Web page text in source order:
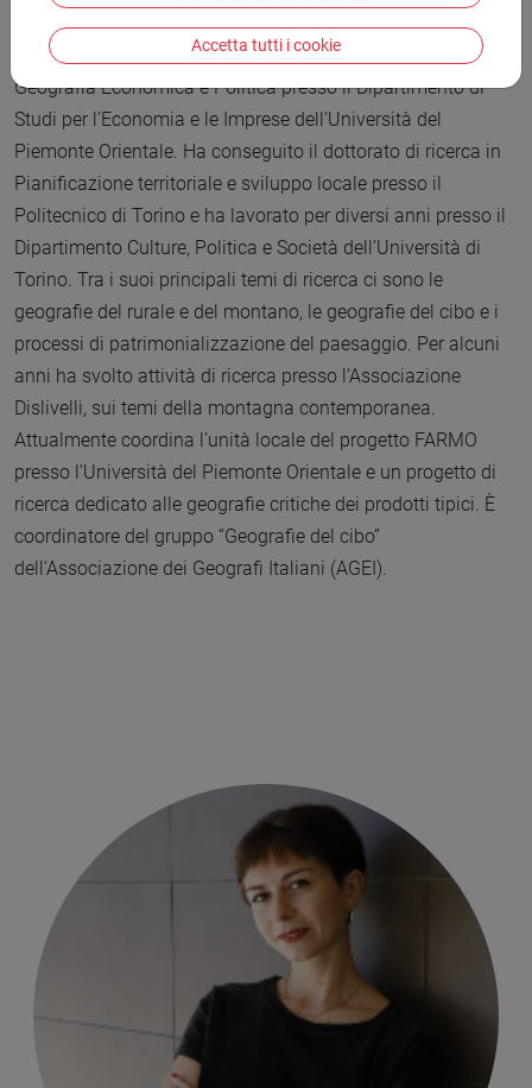
Giacomo Pettenati
è ricercatore in tenure track (RTD-B) in
Geografia Economica e Politica presso il Dipartimento di
Studi per l’Economia e le Imprese dell’Università del
Piemonte Orientale. Ha conseguito il dottorato di ricerca in
Pianificazione territoriale e sviluppo locale presso il
Politecnico di Torino e ha lavorato per diversi anni presso il
Dipartimento Culture, Politica e Società dell’Università di
Torino. Tra i suoi principali temi di ricerca ci sono le
geografie del rurale e del montano, le geografie del cibo e i
processi di patrimonializzazione del paesaggio. Per alcuni
anni ha svolto attività di ricerca presso l’Associazione
Dislivelli, sui temi della montagna contemporanea.
Attualmente coordina l’unità locale del progetto FARMO
presso l’Università del Piemonte Orientale e un progetto di
ricerca dedicato alle geografie critiche dei prodotti tipici. È
coordinatore del gruppo “Geografie del cibo”
dell’Associazione dei Geografi Italiani (AGEI).
Accetta tutti i cookie